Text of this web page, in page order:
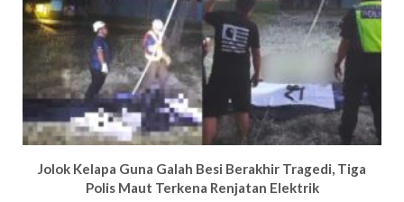
Jolok Kelapa Guna Galah Besi Berakhir Tragedi, Tiga
Polis Maut Terkena Renjatan Elektrik